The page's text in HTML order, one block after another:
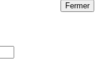
Fermer